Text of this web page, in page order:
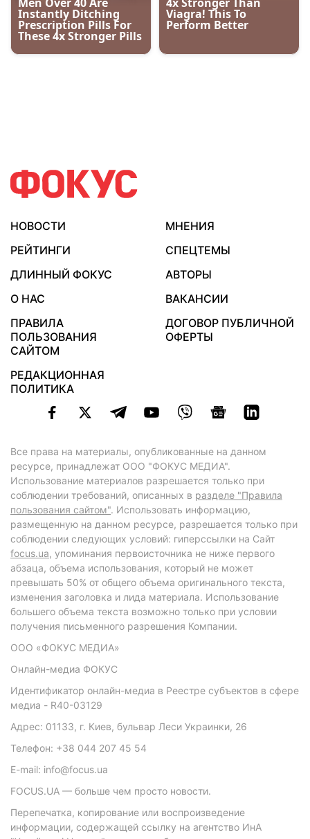
НОВОСТИ
МНЕНИЯ
РЕЙТИНГИ
СПЕЦТЕМЫ
ДЛИННЫЙ ФОКУС
АВТОРЫ
О НАС
ВАКАНСИИ
ПРАВИЛА
ПОЛЬЗОВАНИЯ
САЙТОМ
ДОГОВОР ПУБЛИЧНОЙ
ОФЕРТЫ
РЕДАКЦИОННАЯ
ПОЛИТИКА
Все права на материалы, опубликованные на данном
ресурсе, принадлежат ООО "ФОКУС МЕДИА".
Использование материалов разрешается только при
соблюдении требований, описанных в разделе "Правила
пользования сайтом". Использовать информацию,
размещенную на данном ресурсе, разрешается только при
соблюдении следующих условий: гиперссылки на Сайт
focus.ua, упоминания первоисточника не ниже первого
абзаца, объема использования, который не может
превышать 50% от общего объема оригинального текста,
изменения заголовка и лида материала. Использование
большего объема текста возможно только при условии
получения письменного разрешения Компании.
ООО «ФОКУС МЕДИА»
Онлайн-медиа ФОКУС
Идентификатор онлайн-медиа в Реестре субъектов в сфере
медиа - R40-03129
Адрес: 01133, г. Киев, бульвар Леси Украинки, 26
Телефон: +38 044 207 45 54
E-mail: info@focus.ua
FOCUS.UA — больше чем просто новости.
Перепечатка, копирование или воспроизведение
информации, содержащей ссылку на агентство ИнА